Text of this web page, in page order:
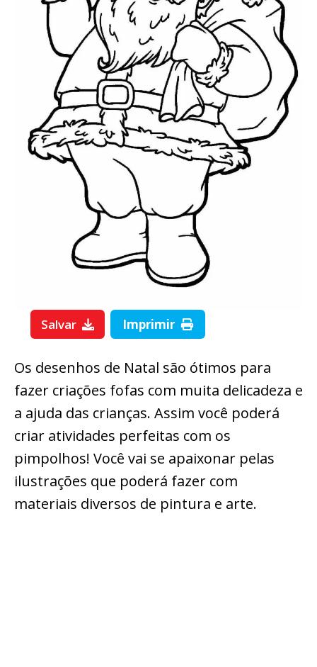
Salvar Imprimir
Os desenhos de Natal são ótimos para
fazer criações fofas com muita delicadeza e
a ajuda das crianças. Assim você poderá
criar atividades perfeitas com os
pimpolhos! Você vai se apaixonar pelas
ilustrações que poderá fazer com
materiais diversos de pintura e arte.